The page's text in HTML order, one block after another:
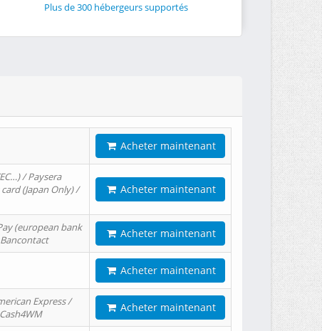
Plus de 300 hébergeurs supportés
Acheter maintenant
/ Paysera
(Japan Only) /
Acheter maintenant
(european bank
Acheter maintenant
Acheter maintenant
Express /
Acheter maintenant